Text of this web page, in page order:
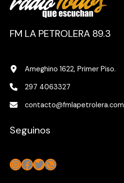
FM LA PETROLERA 89.3
Ameghino 1622, Primer Piso.
297 4063327
contacto@fmlapetrolera.com
Seguinos
Instagram
Facebook
Twitter
WhatsApp